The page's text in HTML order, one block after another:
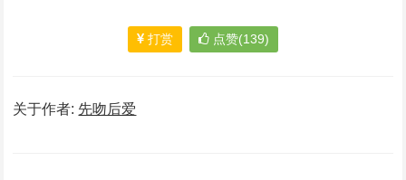
打赏 点赞(139)
关于作者: 先吻后爱